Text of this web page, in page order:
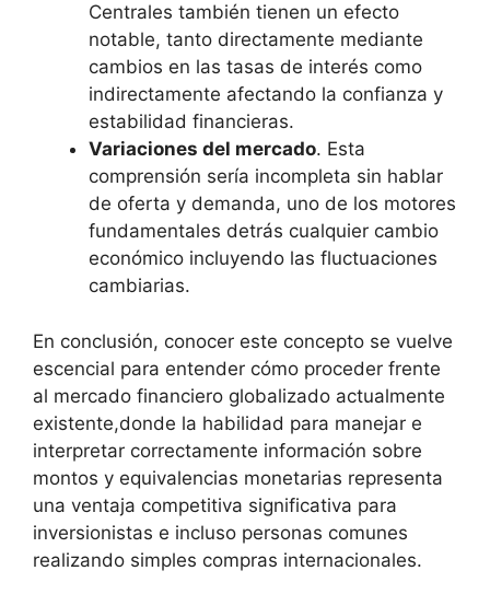
Centrales también tienen un efecto
notable, tanto directamente mediante
cambios en las tasas de interés como
indirectamente afectando la confianza y
estabilidad financieras.
Variaciones del mercado. Esta
comprensión sería incompleta sin hablar
de oferta y demanda, uno de los motores
fundamentales detrás cualquier cambio
económico incluyendo las fluctuaciones
cambiarias.
En conclusión, conocer este concepto se vuelve
escencial para entender cómo proceder frente
al mercado financiero globalizado actualmente
existente,donde la habilidad para manejar e
interpretar correctamente información sobre
montos y equivalencias monetarias representa
una ventaja competitiva significativa para
inversionistas e incluso personas comunes
realizando simples compras internacionales.